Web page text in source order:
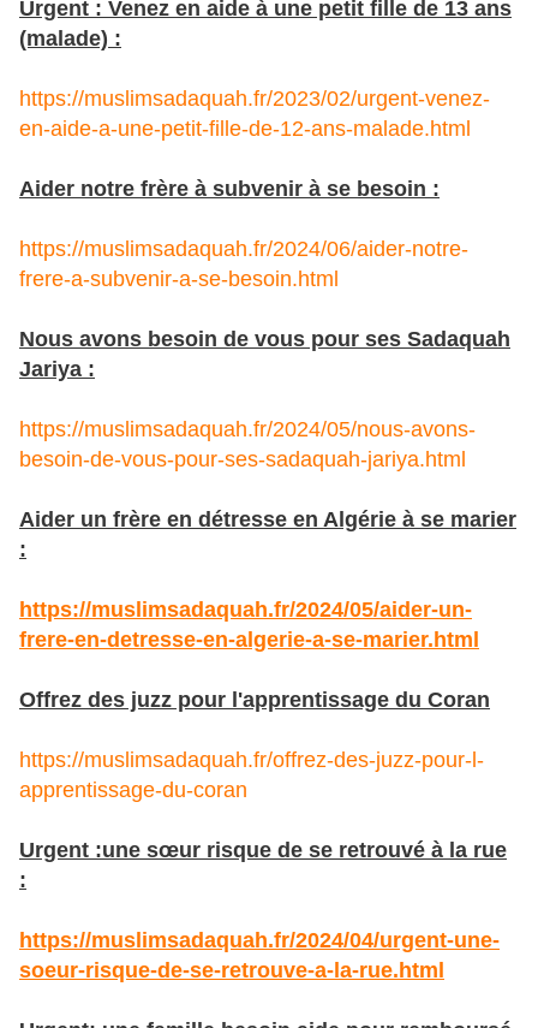
Urgent : Venez en aide à une petit fille de 13 ans
(malade) :
https://muslimsadaquah.fr/2023/02/urgent-venez-
en-aide-a-une-petit-fille-de-12-ans-malade.html
Aider notre frère à subvenir à se besoin :
https://muslimsadaquah.fr/2024/06/aider-notre-
frere-a-subvenir-a-se-besoin.html
Nous avons besoin de vous pour ses Sadaquah
Jariya :
https://muslimsadaquah.fr/2024/05/nous-avons-
besoin-de-vous-pour-ses-sadaquah-jariya.html
Aider un frère en détresse en Algérie à se marier
:
https://muslimsadaquah.fr/2024/05/aider-un-
frere-en-detresse-en-algerie-a-se-marier.html
Offrez des juzz pour l'apprentissage du Coran
https://muslimsadaquah.fr/offrez-des-juzz-pour-l-
apprentissage-du-coran
Urgent :une sœur risque de se retrouvé à la rue
:
https://muslimsadaquah.fr/2024/04/urgent-une-
soeur-risque-de-se-retrouve-a-la-rue.html